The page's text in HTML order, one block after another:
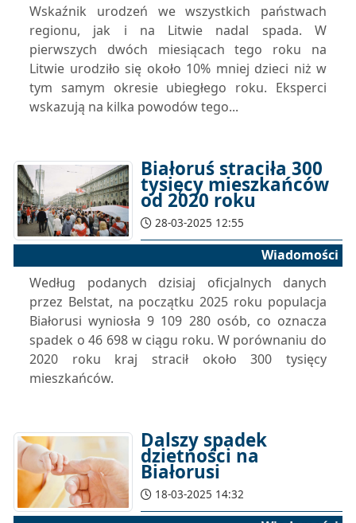
Wskaźnik urodzeń we wszystkich państwach
regionu, jak i na Litwie nadal spada. W
pierwszych dwóch miesiącach tego roku na
Litwie urodziło się około 10% mniej dzieci niż w
tym samym okresie ubiegłego roku. Eksperci
wskazują na kilka powodów tego...
Białoruś straciła 300
tysięcy mieszkańców
od 2020 roku
28-03-2025 12:55
Wiadomości
Według podanych dzisiaj oficjalnych danych
przez Belstat, na początku 2025 roku populacja
Białorusi wyniosła 9 109 280 osób, co oznacza
spadek o 46 698 w ciągu roku. W porównaniu do
2020 roku kraj stracił około 300 tysięcy
mieszkańców.
Dalszy spadek
dzietności na
Białorusi
18-03-2025 14:32